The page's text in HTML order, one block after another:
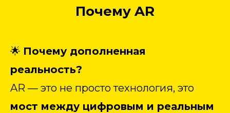
Почему AR
🌟 Почему дополненная
реальность?
AR — это не просто технология, это
мост между цифровым и реальным